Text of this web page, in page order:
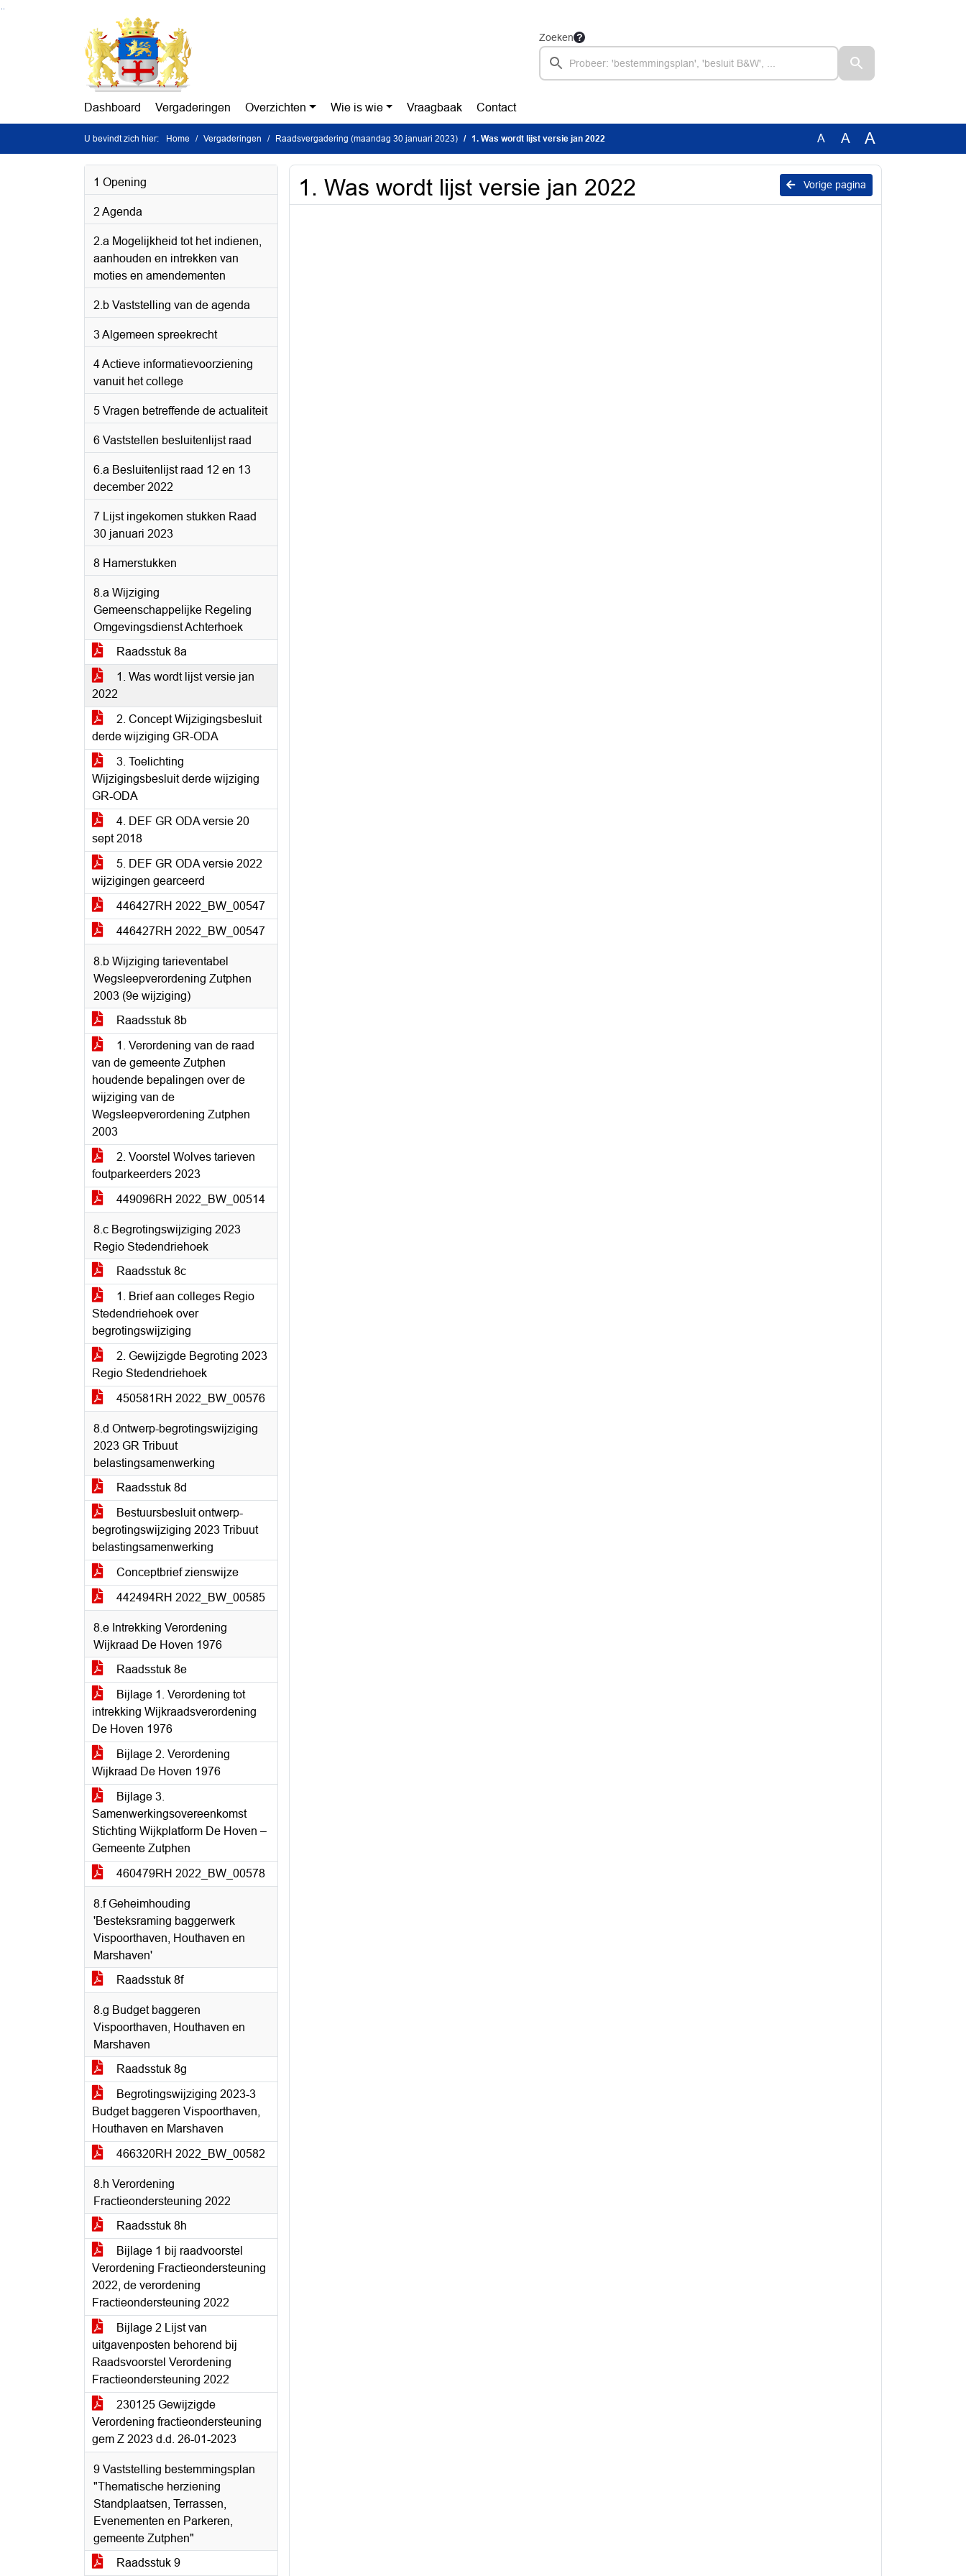
Ga naar de inhoud van deze pagina
Zoeken
Dashboard Vergaderingen Overzichten Wie is wie Vraagbaak Contact
U bevindt zich hier: Home Vergaderingen Raadsvergadering (maandag 30 januari 2023) 1. Was wordt lijst versie jan 2022 A A A
1 Opening
2 Agenda
2.a Mogelijkheid tot het indienen,
aanhouden en intrekken van
moties en amendementen
2.b Vaststelling van de agenda
3 Algemeen spreekrecht
4 Actieve informatievoorziening
vanuit het college
5 Vragen betreffende de actualiteit
6 Vaststellen besluitenlijst raad
6.a Besluitenlijst raad 12 en 13
december 2022
7 Lijst ingekomen stukken Raad
30 januari 2023
8 Hamerstukken
8.a Wijziging
Gemeenschappelijke Regeling
Omgevingsdienst Achterhoek
Raadsstuk 8a
1. Was wordt lijst versie jan
2022
2. Concept Wijzigingsbesluit
derde wijziging GR-ODA
3. Toelichting
Wijzigingsbesluit derde wijziging
GR-ODA
4. DEF GR ODA versie 20
sept 2018
5. DEF GR ODA versie 2022
wijzigingen gearceerd
446427RH 2022_BW_00547
446427RH 2022_BW_00547
8.b Wijziging tarieventabel
Wegsleepverordening Zutphen
2003 (9e wijziging)
Raadsstuk 8b
1. Verordening van de raad
van de gemeente Zutphen
houdende bepalingen over de
wijziging van de
Wegsleepverordening Zutphen
2003
2. Voorstel Wolves tarieven
foutparkeerders 2023
449096RH 2022_BW_00514
8.c Begrotingswijziging 2023
Regio Stedendriehoek
Raadsstuk 8c
1. Brief aan colleges Regio
Stedendriehoek over
begrotingswijziging
2. Gewijzigde Begroting 2023
Regio Stedendriehoek
450581RH 2022_BW_00576
8.d Ontwerp-begrotingswijziging
2023 GR Tribuut
belastingsamenwerking
Raadsstuk 8d
Bestuursbesluit ontwerp-
begrotingswijziging 2023 Tribuut
belastingsamenwerking
Conceptbrief zienswijze
442494RH 2022_BW_00585
8.e Intrekking Verordening
Wijkraad De Hoven 1976
Raadsstuk 8e
Bijlage 1. Verordening tot
intrekking Wijkraadsverordening
De Hoven 1976
Bijlage 2. Verordening
Wijkraad De Hoven 1976
Bijlage 3.
Samenwerkingsovereenkomst
Stichting Wijkplatform De Hoven –
Gemeente Zutphen
460479RH 2022_BW_00578
8.f Geheimhouding
'Besteksraming baggerwerk
Vispoorthaven, Houthaven en
Marshaven'
Raadsstuk 8f
8.g Budget baggeren
Vispoorthaven, Houthaven en
Marshaven
Raadsstuk 8g
Begrotingswijziging 2023-3
Budget baggeren Vispoorthaven,
Houthaven en Marshaven
466320RH 2022_BW_00582
8.h Verordening
Fractieondersteuning 2022
Raadsstuk 8h
Bijlage 1 bij raadvoorstel
Verordening Fractieondersteuning
2022, de verordening
Fractieondersteuning 2022
Bijlage 2 Lijst van
uitgavenposten behorend bij
Raadsvoorstel Verordening
Fractieondersteuning 2022
230125 Gewijzigde
Verordening fractieondersteuning
gem Z 2023 d.d. 26-01-2023
9 Vaststelling bestemmingsplan
"Thematische herziening
Standplaatsen, Terrassen,
Evenementen en Parkeren,
gemeente Zutphen"
Raadsstuk 9
Vorige pagina
1. Was wordt lijst versie jan 2022